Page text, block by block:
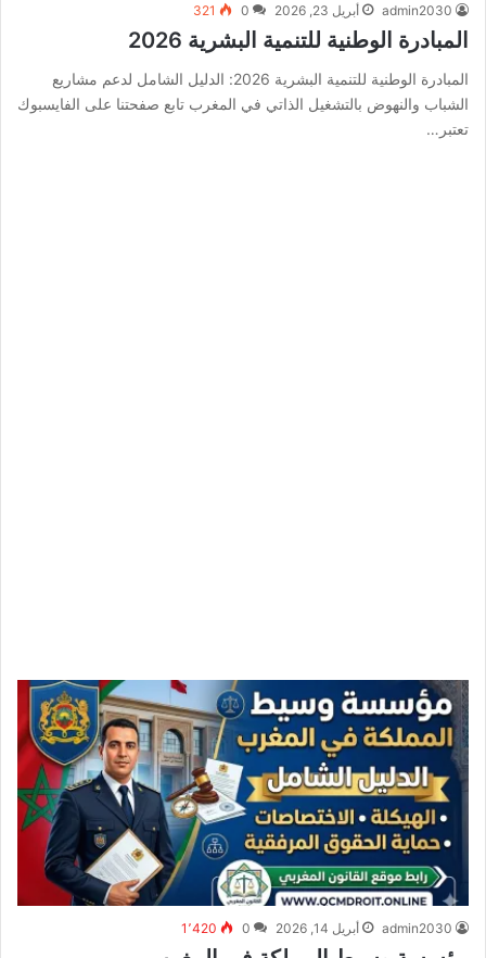
admin2030 أبريل 23, 2026 0
321
المبادرة الوطنية للتنمية البشرية 2026
المبادرة الوطنية للتنمية البشرية 2026: الدليل الشامل لدعم مشاريع
الشباب والنهوض بالتشغيل الذاتي في المغرب تابع صفحتنا على الفايسبوك
تعتبر…
admin2030 أبريل 14, 2026 0 1٬420